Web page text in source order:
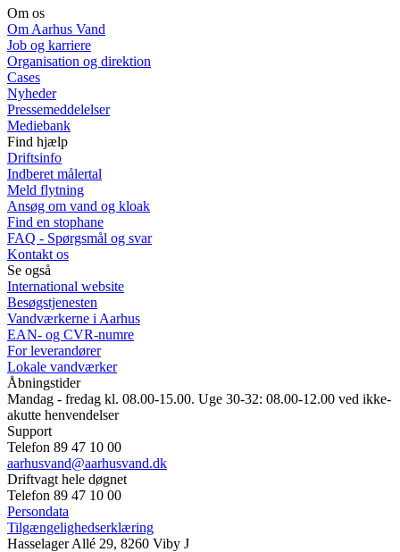
Om os
Om Aarhus Vand
Job og karriere
Organisation og direktion
Cases
Nyheder
Pressemeddelelser
Mediebank
Find hjælp
Driftsinfo
Indberet målertal
Meld flytning
Ansøg om vand og kloak
Find en stophane
FAQ - Spørgsmål og svar
Kontakt os
Se også
International website
Besøgstjenesten
Vandværkerne i Aarhus
EAN- og CVR-numre
For leverandører
Lokale vandværker
Åbningstider
Mandag - fredag kl. 08.00-15.00. Uge 30-32: 08.00-12.00 ved ikke-
akutte henvendelser
Support
Telefon 89 47 10 00
aarhusvand@aarhusvand.dk
Driftvagt hele døgnet
Telefon 89 47 10 00
Persondata
Tilgængelighedserklæring
Hasselager Allé 29, 8260 Viby J